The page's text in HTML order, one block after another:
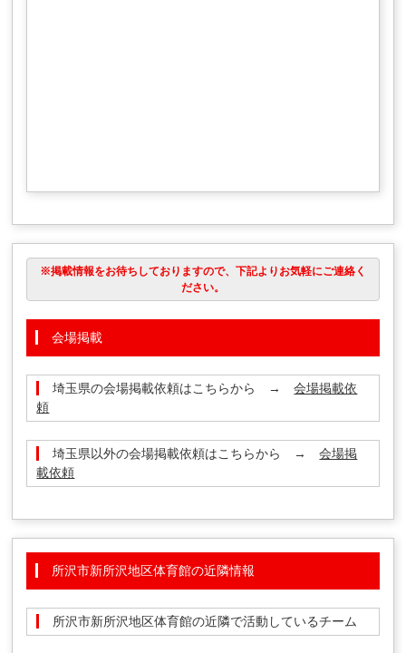
※掲載情報をお待ちしておりますので、下記よりお気軽にご連絡く
ださい。
会場掲載
埼玉県の会場掲載依頼はこちらから →会場掲載依
頼
埼玉県以外の会場掲載依頼はこちらから →会場掲
載依頼
所沢市新所沢地区体育館の近隣情報
所沢市新所沢地区体育館の近隣で活動しているチーム